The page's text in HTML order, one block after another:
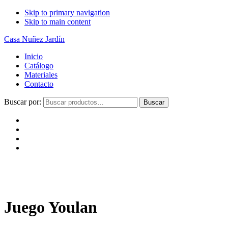
Skip to primary navigation
Skip to main content
Casa Nuñez Jardín
Inicio
Catálogo
Materiales
Contacto
Buscar por: Buscar
Juego Youlan